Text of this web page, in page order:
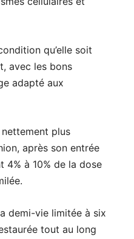
qu’elle soit
avec les bons
adapté aux
nettement plus
après son entrée
4% à 10% de la dose
demi-vie limitée à six
tout au long